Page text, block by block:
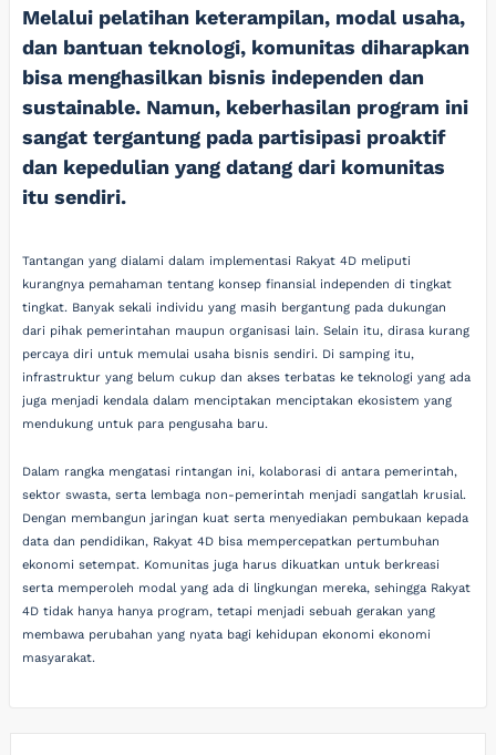
Melalui pelatihan keterampilan, modal usaha,
dan bantuan teknologi, komunitas diharapkan
bisa menghasilkan bisnis independen dan
sustainable. Namun, keberhasilan program ini
sangat tergantung pada partisipasi proaktif
dan kepedulian yang datang dari komunitas
itu sendiri.
Tantangan yang dialami dalam implementasi Rakyat 4D meliputi
kurangnya pemahaman tentang konsep finansial independen di tingkat
tingkat. Banyak sekali individu yang masih bergantung pada dukungan
dari pihak pemerintahan maupun organisasi lain. Selain itu, dirasa kurang
percaya diri untuk memulai usaha bisnis sendiri. Di samping itu,
infrastruktur yang belum cukup dan akses terbatas ke teknologi yang ada
juga menjadi kendala dalam menciptakan menciptakan ekosistem yang
mendukung untuk para pengusaha baru.
Dalam rangka mengatasi rintangan ini, kolaborasi di antara pemerintah,
sektor swasta, serta lembaga non-pemerintah menjadi sangatlah krusial.
Dengan membangun jaringan kuat serta menyediakan pembukaan kepada
data dan pendidikan, Rakyat 4D bisa mempercepatkan pertumbuhan
ekonomi setempat. Komunitas juga harus dikuatkan untuk berkreasi
serta memperoleh modal yang ada di lingkungan mereka, sehingga Rakyat
4D tidak hanya hanya program, tetapi menjadi sebuah gerakan yang
membawa perubahan yang nyata bagi kehidupan ekonomi ekonomi
masyarakat.